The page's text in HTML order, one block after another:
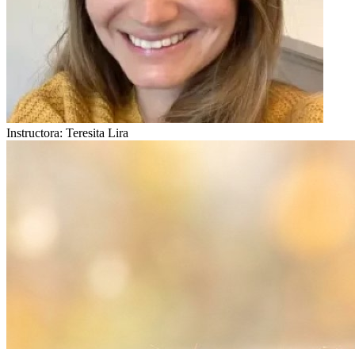
Instructora: Teresita Lira